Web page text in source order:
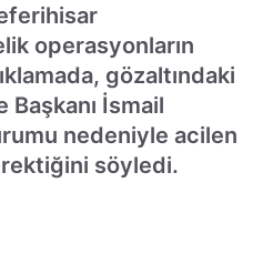
operasyonların
gözaltındaki
İsmail
nedeniyle acilen
söyledi.